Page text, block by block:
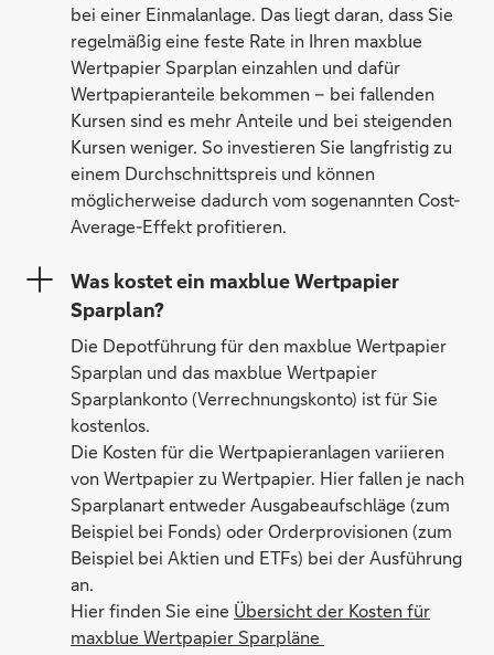
bei einer Einmalanlage. Das liegt daran, dass Sie
regelmäßig eine feste Rate in Ihren maxblue
Wertpapier Sparplan einzahlen und dafür
Wertpapieranteile bekommen – bei fallenden
Kursen sind es mehr Anteile und bei steigenden
Kursen weniger. So investieren Sie langfristig zu
einem Durchschnittspreis und können
möglicherweise dadurch vom sogenannten Cost-
Average-Effekt profitieren.
Was kostet ein maxblue Wertpapier
Sparplan?
Die Depotführung für den maxblue Wertpapier
Sparplan und das maxblue Wertpapier
Sparplankonto (Verrechnungskonto) ist für Sie
kostenlos.
Die Kosten für die Wertpapieranlagen variieren
von Wertpapier zu Wertpapier. Hier fallen je nach
Sparplanart entweder Ausgabeaufschläge (zum
Beispiel bei Fonds) oder Orderprovisionen (zum
Beispiel bei Aktien und ETFs) bei der Ausführung
an.
Hier finden Sie eine Übersicht der Kosten für
maxblue Wertpapier Sparpläne